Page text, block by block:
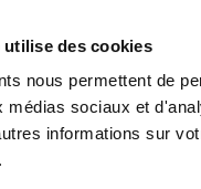
utilise des cookies
nous permettent de
médias sociaux et
informations sur